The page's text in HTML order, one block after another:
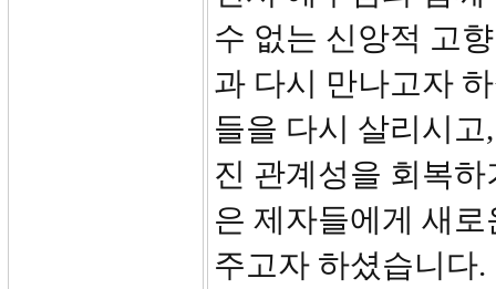
수 없는 신앙적 고
과 다시 만나고자
들을 다시 살리시
진 관계성을 회복
은 제자들에게 새
주고자 하셨습니다